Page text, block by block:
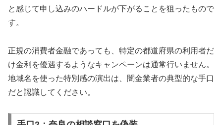
と感じて申し込みのハードルが下がることを狙ったもので
す。
正規の消費者金融であっても、特定の都道府県の利用者だ
け金利を優遇するようなキャンペーンは通常行いません。
地域名を使った特別感の演出は、闇金業者の典型的な手口
だと認識してください。